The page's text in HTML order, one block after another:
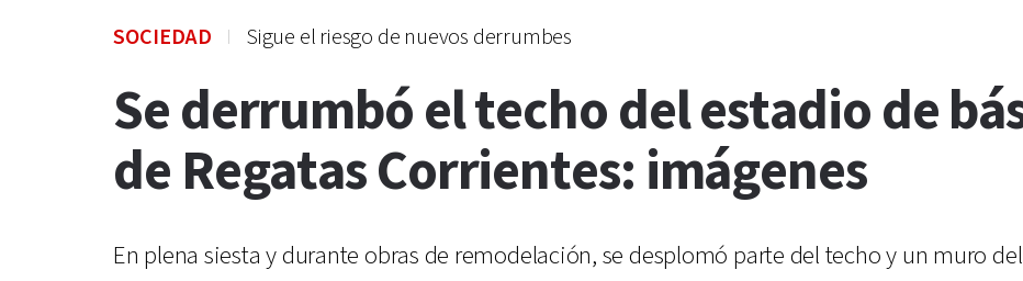
SOCIEDAD Sigue el riesgo de nuevos derrumbes
Se derrumbó el techo del estadio de
de Regatas Corrientes: imágenes
En plena siesta y durante obras de remodelación, se desplomó parte del techo y un muro